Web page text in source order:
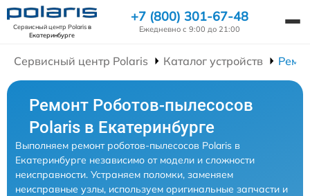
Сервисный центр Polarisв
Екатеринбурге
+7 (800) 301-67-48
Ежедневно с 9:00 до 21:00
Сервисный центр Polaris Каталог устройств
Ремонт Роботов-пылесосов
Polaris в Екатеринбурге
Выполняем ремонт роботов-пылесосов Polaris в
Екатеринбурге независимо от модели и сложности
неисправности. Устраняем поломки, заменяем
неисправные узлы, используем оригинальные запчасти и